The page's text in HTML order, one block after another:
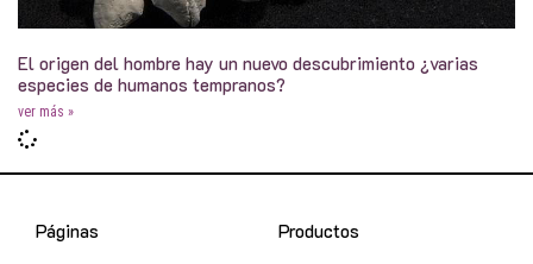
El origen del hombre hay un nuevo descubrimiento ¿varias
especies de humanos tempranos?
ver más »
Páginas Productos